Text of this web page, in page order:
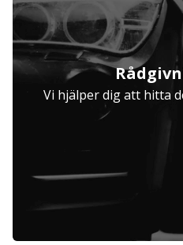
Vi hjälper dig att hitta